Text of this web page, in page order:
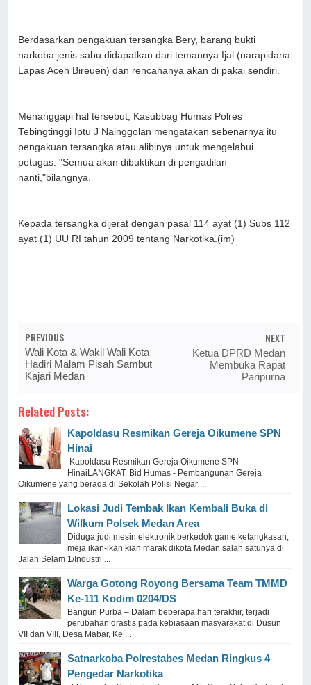
Berdasarkan pengakuan tersangka Bery, barang bukti
narkoba jenis sabu didapatkan dari temannya Ijal (narapidana
Lapas Aceh Bireuen) dan rencananya akan di pakai sendiri.
Menanggapi hal tersebut, Kasubbag Humas Polres
Tebingtinggi Iptu J Nainggolan mengatakan sebenarnya itu
pengakuan tersangka atau alibinya untuk mengelabui
petugas. "Semua akan dibuktikan di pengadilan
nanti,"bilangnya.
Kepada tersangka dijerat dengan pasal 114 ayat (1) Subs 112
ayat (1) UU RI tahun 2009 tentang Narkotika.(im)
PREVIOUS
Wali Kota & Wakil Wali Kota
Hadiri Malam Pisah Sambut
Kajari Medan
NEXT
Ketua DPRD Medan
Membuka Rapat
Paripurna
Related Posts:
Kapoldasu Resmikan Gereja Oikumene SPN
Hinai
Kapoldasu Resmikan Gereja Oikumene SPN
HinaiLANGKAT, Bid Humas - Pembangunan Gereja
Oikumene yang berada di Sekolah Polisi Negar ...
Lokasi Judi Tembak Ikan Kembali Buka di
Wilkum Polsek Medan Area
Diduga judi mesin elektronik berkedok game ketangkasan,
meja ikan-ikan kian marak dikota Medan salah satunya di
Jalan Selam 1/Industri ...
Warga Gotong Royong Bersama Team TMMD
Ke-111 Kodim 0204/DS
Bangun Purba – Dalam beberapa hari terakhir, terjadi
perubahan drastis pada kebiasaan masyarakat di Dusun
VII dan VIII, Desa Mabar, Ke ...
Satnarkoba Polrestabes Medan Ringkus 4
Pengedar Narkotika